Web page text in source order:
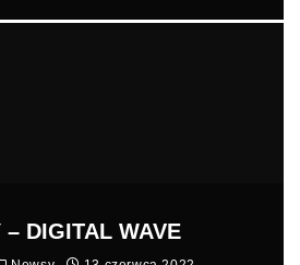
DIGITAL WAVE